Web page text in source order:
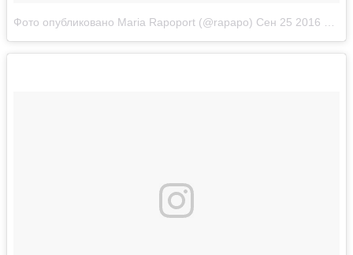
Фото опубликовано Maria Rapoport (@rapapo) Сен 25 2016 в 5:21 PDT